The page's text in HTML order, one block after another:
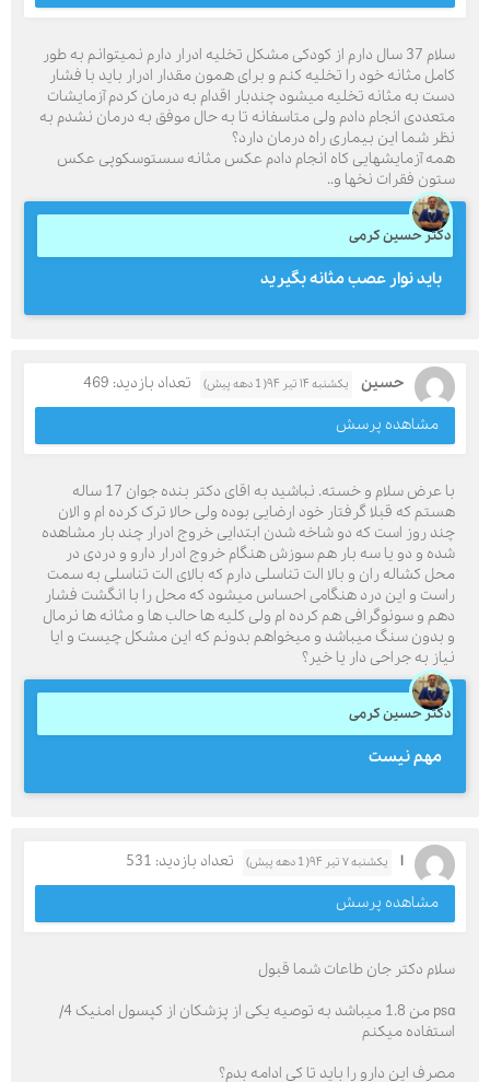
سلام 37 سال دارم از کودکی مشکل تخلیه ادرار دارم نمیتوانم به طور
کامل مثانه خود را تخلیه کنم و برای همون مقدار ادرار باید با فشار
دست به مثانه تخلیه میشود چندبار اقدام به درمان کردم آزمایشات
متعددی انجام دادم ولی متاسفانه تا به حال موفق به درمان نشدم به
نظر شما این بیماری راه درمان دارد؟
همه آزمایشهایی کاه انجام دادم عکس مثانه سستوسکوپی عکس
ستون فقرات نخها و..
دکتر حسین کرمی
باید نوار عصب مثانه بگیرید
حسین یکشنبه ۱۴ تیر ۹۴( 1 دهه پیش)
تعداد بازدید: 469
مشاهده پرسش
با عرض سلام و خسته. نباشید به اقای دکتر بنده جوان 17 ساله
هستم که قبلا گرفتار خود ارضایی بوده ولی حالا ترک کرده ام و الان
چند روز است که دو شاخه شدن ابتدایی خروج ادرار چند بار مشاهده
شده و دو یا سه بار هم سوزش هنگام خروج ادرار دارو و دردی در
محل کشاله ران و بالا الت تناسلی دارم که بالای الت تناسلی به سمت
راست و این درد هنگامی احساس میشود که محل را با انگشت فشار
دهم و سونوگرافی هم کرده ام ولی کلیه ها حالب ها و مثانه ها نرمال
و بدون سنگ میباشد و میخواهم بدونم که این مشکل چیست و ایا
نیاز به جراحی دار یا خیر؟
دکتر حسین کرمی
مهم نیست
ا یکشنبه ۷ تیر ۹۴( 1 دهه پیش)
تعداد بازدید: 531
مشاهده پرسش
سلام دکتر جان طاعات شما قبول
psa من 1.8 میباشد به توصیه یکی از پزشکان از کپسول امنیک 4/
استفاده میکنم
مصرف این دارو را باید تا کی ادامه بدم؟